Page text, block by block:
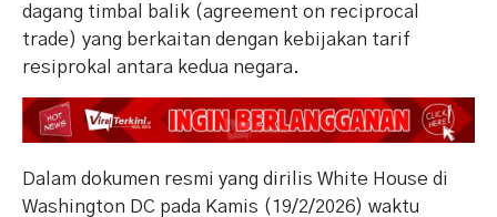
dagang timbal balik (agreement on reciprocal
trade) yang berkaitan dengan kebijakan tarif
resiprokal antara kedua negara.
Dalam dokumen resmi yang dirilis White House di
Washington DC pada Kamis (19/2/2026) waktu